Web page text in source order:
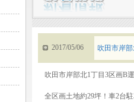
2017/05/06 吹田市岸
吹田市岸部北1丁目3区画B
全区画土地約29坪！車2台駐